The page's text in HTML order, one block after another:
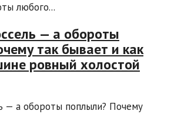
любого...
— а обороты
так бывает и как
ровный холостой
— а обороты поплыли? Почему